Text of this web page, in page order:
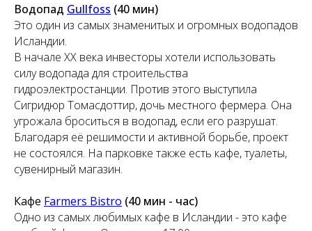
Водопад Gullfoss (40 мин)
Это один из самых знаменитых и огромных водопадов
Исландии.
В начале XX века инвесторы хотели использовать
силу водопада для строительства
гидроэлектростанции. Против этого выступила
Сигридюр Томасдоттир, дочь местного фермера. Она
угрожала броситься в водопад, если его разрушат.
Благодаря её решимости и активной борьбе, проект
не состоялся. На парковке также есть кафе, туалеты,
сувенирный магазин.
Кафе Farmers Bistro (40 мин - час)
Одно из самых любимых кафе в Исландии - это кафе